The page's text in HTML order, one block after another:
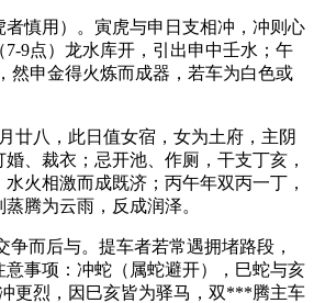
慎用）。寅虎与申日支相冲，冲则心
9点）龙水库开，引出申中壬水；午
然申金得火炼而成器，若车为白色或
廿八，此日值女宿，女为土府，主阴
、裁衣；忌开池、作厕，干支丁亥，
火相激而成既济；丙午年双丙一丁，
腾为云雨，反成润泽。
争而后与。提车者若常遇拥堵路段，
事项：冲蛇（属蛇避开），巳蛇与亥
更烈，因巳亥皆为驿马，双***腾主车